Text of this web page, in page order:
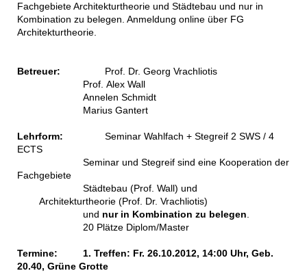
Fachgebiete Architekturtheorie und Städtebau und nur in
Kombination zu belegen. Anmeldung online über FG
Architekturtheorie.
Betreuer:
Prof. Dr. Georg Vrachliotis
Prof. Alex Wall
Annelen Schmidt
Marius Gantert
Lehrform:
Seminar Wahlfach + Stegreif 2 SWS / 4
ECTS
Seminar und Stegreif sind eine Kooperation der
Fachgebiete
Städtebau (Prof. Wall) und
Architekturtheorie (Prof. Dr. Vrachliotis)
und nur in Kombination zu belegen.
20 Plätze Diplom/Master
Termine:
1. Treffen: Fr. 26.10.2012, 14:00 Uhr, Geb.
20.40, Grüne Grotte